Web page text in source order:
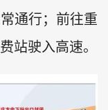
通行；前往重
站驶入高速。